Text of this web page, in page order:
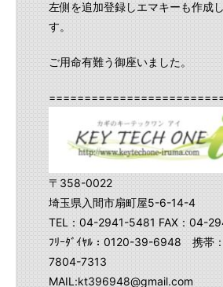
左側を追加登録しエマキーも作成
す。
ご用命有難う御座いました。
〒358-0022
埼玉県入間市扇町屋5-6-14-4
TEL：04-2941-5481 FAX：04-
ﾌﾘｰﾀﾞｲﾔﾙ：0120-39-6948 携帯
7804-7313
MAIL:kt396948@gmail.com